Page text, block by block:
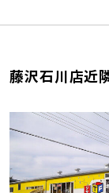
藤沢石川店近